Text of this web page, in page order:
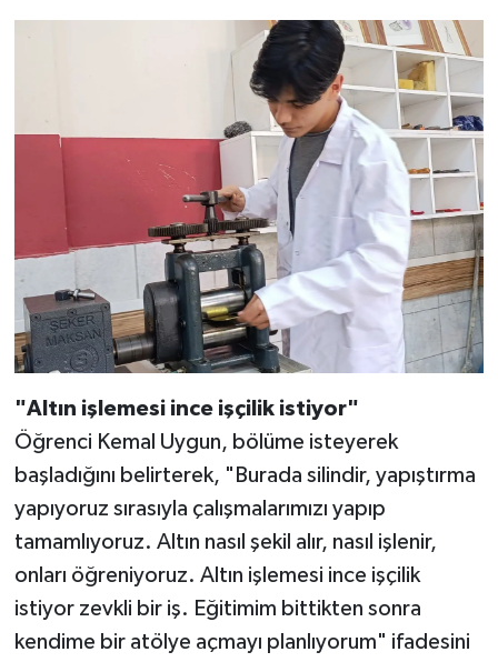
"Altın işlemesi ince işçilik istiyor"
Öğrenci Kemal Uygun, bölüme isteyerek
başladığını belirterek, "Burada silindir, yapıştırma
yapıyoruz sırasıyla çalışmalarımızı yapıp
tamamlıyoruz. Altın nasıl şekil alır, nasıl işlenir,
onları öğreniyoruz. Altın işlemesi ince işçilik
istiyor zevkli bir iş. Eğitimim bittikten sonra
kendime bir atölye açmayı planlıyorum" ifadesini